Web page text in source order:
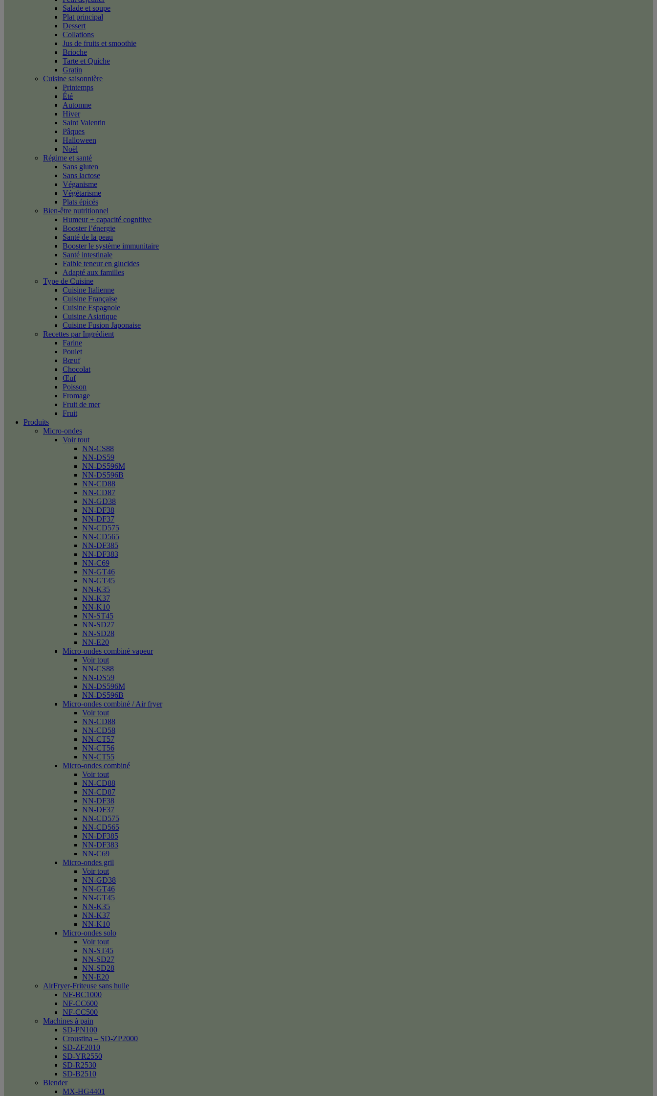
Salade et soupe
Plat principal
Dessert
Collations
Jus de fruits et smoothie
Brioche
Tarte et Quiche
Gratin
Cuisine saisonnière
Printemps
Été
Automne
Hiver
Saint Valentin
Pâques
Halloween
Noël
Régime et santé
Sans gluten
Sans lactose
Véganisme
Végétarisme
Plats épicés
Bien-être nutritionnel
Humeur + capacité cognitive
Booster l’énergie
Santé de la peau
Booster le système immunitaire
Santé intestinale
Faible teneur en glucides
Adapté aux familles
Type de Cuisine
Cuisine Italienne
Cuisine Française
Cuisine Espagnole
Cuisine Asiatique
Cuisine Fusion Japonaise
Recettes par Ingrédient
Farine
Poulet
Bœuf
Chocolat
Œuf
Poisson
Fromage
Fruit de mer
Fruit
Produits
Micro-ondes
Voir tout
NN-CS88
NN-DS59
NN-DS596M
NN-DS596B
NN-CD88
NN-CD87
NN-GD38
NN-DF38
NN-DF37
NN-CD575
NN-CD565
NN-DF385
NN-DF383
NN-C69
NN-GT46
NN-GT45
NN-K35
NN-K37
NN-K10
NN-ST45
NN-SD27
NN-SD28
NN-E20
Micro-ondes combiné vapeur
Voir tout
NN-CS88
NN-DS59
NN-DS596M
NN-DS596B
Micro-ondes combiné / Air fryer
Voir tout
NN-CD88
NN-CD58
NN-CT57
NN-CT56
NN-CT55
Micro-ondes combiné
Voir tout
NN-CD88
NN-CD87
NN-DF38
NN-DF37
NN-CD575
NN-CD565
NN-DF385
NN-DF383
NN-C69
Micro-ondes gril
Voir tout
NN-GD38
NN-GT46
NN-GT45
NN-K35
NN-K37
NN-K10
Micro-ondes solo
Voir tout
NN-ST45
NN-SD27
NN-SD28
NN-E20
AirFryer-Friteuse sans huile
NF-BC1000
NF-CC600
NF-CC500
Machines à pain
SD-PN100
Croustina – SD-ZP2000
SD-ZF2010
SD-YR2550
SD-R2530
SD-B2510
Blender
MX-HG4401